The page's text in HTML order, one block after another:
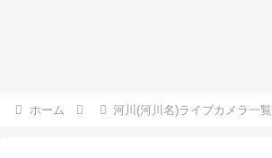
ホーム 河川(河川名)ライブカメラ一覧